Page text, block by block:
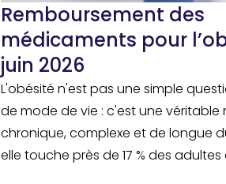
Remboursement des
médicaments pour
juin 2026
L'obésité n'est pas une simple
de mode de vie : c'est une véritable
chronique, complexe et de longue
elle touche près de 17 % des adultes